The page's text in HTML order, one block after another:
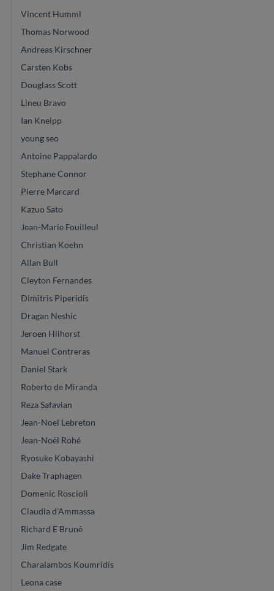
Vincent Humml
Thomas Norwood
Andreas Kirschner
Carsten Kobs
Douglass Scott
Lineu Bravo
Ian Kneipp
young seo
Antoine Pappalardo
Stephane Connor
Pierre Marcard
Kazuo Sato
Jean-Marie Fouilleul
Christian Koehn
Allan Bull
Cleyton Fernandes
Dimitris Piperidis
Dragan Neshic
Jeroen Hilhorst
Manuel Contreras
Daniel Stark
Roberto de Miranda
Reza Safavian
Jean-Noel Lebreton
Jean-Noël Rohé
Ryosuke Kobayashi
Dake Traphagen
Domenic Roscioli
Claudia d'Ammassa
Richard E Bruné
Jim Redgate
Charalambos Koumridis
Leona case